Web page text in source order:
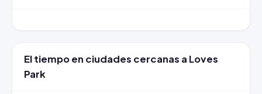
El tiempo en ciudades cercanas a Loves
Park